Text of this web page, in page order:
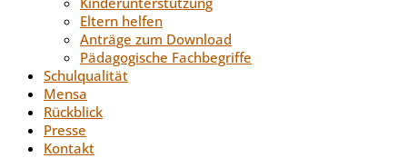
Eltern helfen
Anträge zum Download
Pädagogische Fachbegriffe
Schulqualität
Mensa
Rückblick
Presse
Kontakt